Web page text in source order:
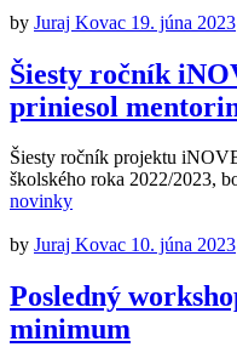
by Juraj Kovac 19. júna 2023
Šiesty ročník
priniesol
Šiesty ročník projektu
školského roka 2022/2023,
novinky
by Juraj Kovac 10. júna 2023
Posledný
minimum